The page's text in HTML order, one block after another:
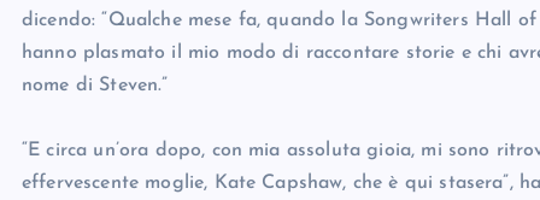
dicendo: “Qualche mese fa, quando la Songwriters Hall
hanno plasmato il mio modo di raccontare storie e chi
nome di Steven.”
“E circa un’ora dopo, con mia assoluta gioia, mi sono
effervescente moglie, Kate Capshaw, che è qui stasera”,